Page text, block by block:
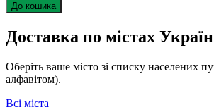
До кошика
Доставка по містах
Оберіть ваше місто зі списку населених
алфавітом).
Всі міста